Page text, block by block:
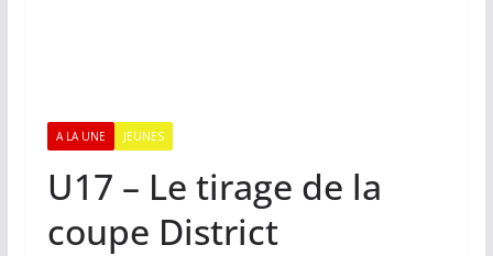
A LA UNE JEUNES
U17 – Le tirage de la
coupe District